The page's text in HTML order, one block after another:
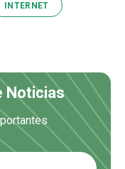
INTERNET
Noticias